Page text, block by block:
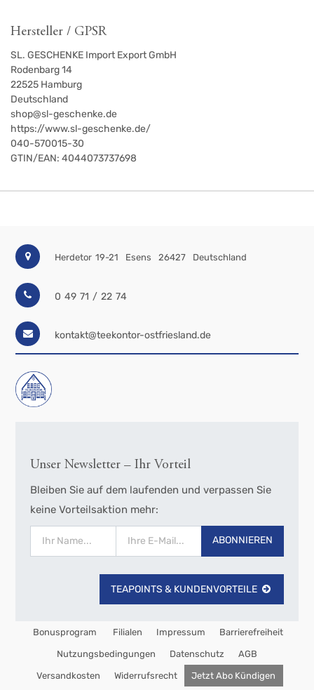
Hersteller / GPSR
SL. GESCHENKE Import Export GmbH
Rodenbarg 14
22525 Hamburg
Deutschland
shop@sl-geschenke.de
https://www.sl-geschenke.de/
040-570015-30
GTIN/EAN: 4044073737698
Herdetor 19-21 Esens 26427 Deutschland
0 49 71 / 22 74
kontakt@teekontor-ostfriesland.de
Unser Newsletter – Ihr Vorteil
Bleiben Sie auf dem laufenden und verpassen Sie
keine Vorteilsaktion mehr:
ABONNIEREN
TEAPOINTS & KUNDENVORTEILE
Bonusprogram Filialen Impressum Barrierefreiheit
Nutzungsbedingungen Datenschutz AGB
Versandkosten Widerrufsrecht Jetzt Abo Kündigen